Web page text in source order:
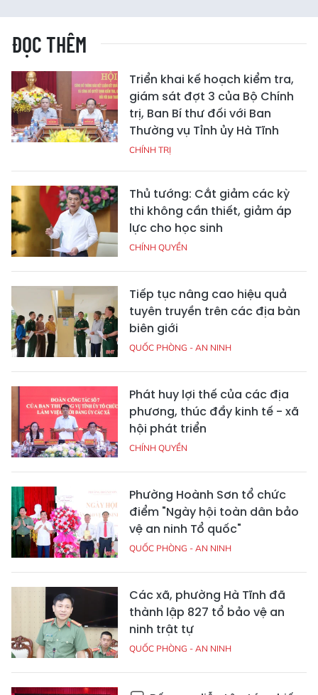
ĐỌC THÊM
Triển khai kế hoạch kiểm tra,
giám sát đợt 3 của Bộ Chính
trị, Ban Bí thư đối với Ban
Thường vụ Tỉnh ủy Hà Tĩnh
CHÍNH TRỊ
Thủ tướng: Cắt giảm các kỳ
thi không cần thiết, giảm áp
lực cho học sinh
CHÍNH QUYỀN
Tiếp tục nâng cao hiệu quả
tuyên truyền trên các địa bàn
biên giới
QUỐC PHÒNG - AN NINH
Phát huy lợi thế của các địa
phương, thúc đẩy kinh tế - xã
hội phát triển
CHÍNH QUYỀN
Phường Hoành Sơn tổ chức
điểm "Ngày hội toàn dân bảo
vệ an ninh Tổ quốc"
QUỐC PHÒNG - AN NINH
Các xã, phường Hà Tĩnh đã
thành lập 827 tổ bảo vệ an
ninh trật tự
QUỐC PHÒNG - AN NINH